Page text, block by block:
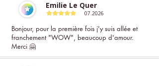
Emilie Le Quer
07.2026
Bonjour, pour la première fois j'y suis allée et
franchement "WOW", beaucoup d'amour.
Merci 🤗​